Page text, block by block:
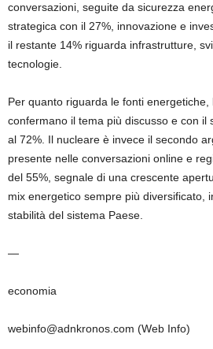
conversazioni, seguite da sicurezza
strategica con il 27%, innovazione e
il restante 14% riguarda infrastrutture,
tecnologie.
Per quanto riguarda le fonti
confermano il tema più discusso e con il
al 72%. Il nucleare è invece il secondo
presente nelle conversazioni online e
del 55%, segnale di una crescente
mix energetico sempre più diversificato,
stabilità del sistema Paese.
—
economia
webinfo@adnkronos.com (Web Info)